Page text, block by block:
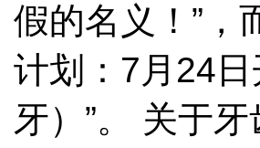
假的名义！”，
计划：7月24
牙）”。 关于